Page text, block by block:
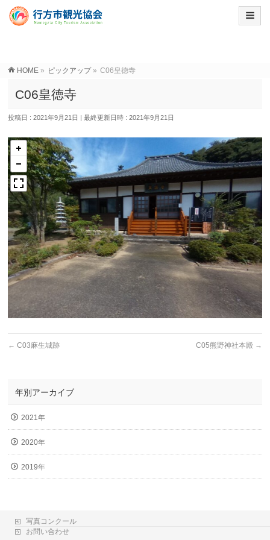
HOME » ピックアップ» C06皇徳寺
C06皇徳寺
投稿日 : 2021年9月21日 最終更新日時 : 2021年9月21日
← C03麻生城跡 C05熊野神社本殿 →
年別アーカイブ
2021年
2020年
2019年
写真コンクール
お問い合わせ